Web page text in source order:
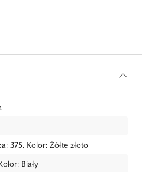
375, Kolor: Żółte złoto
Biały